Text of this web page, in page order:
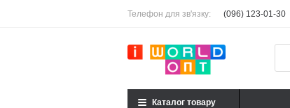
Каталог товару
Телефон для зв'язку: (096) 123-01-30